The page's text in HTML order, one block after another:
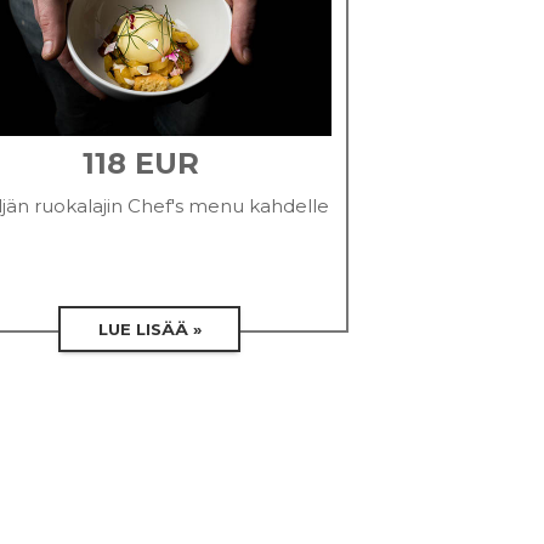
118 EUR
ruokalajin Chef's menu kahdelle